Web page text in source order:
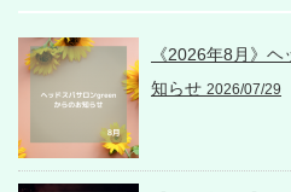
《2026年8月》
知らせ 2026/07/29